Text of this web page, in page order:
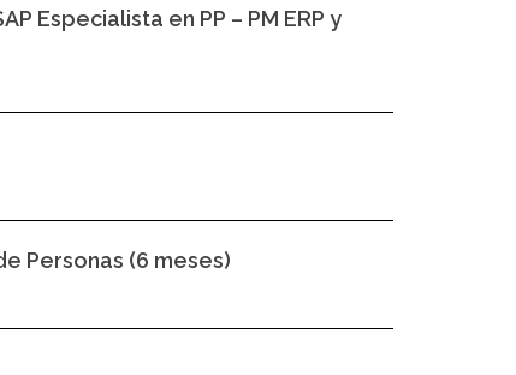
Especialista en PP – PM ERP y
Personas (6 meses)